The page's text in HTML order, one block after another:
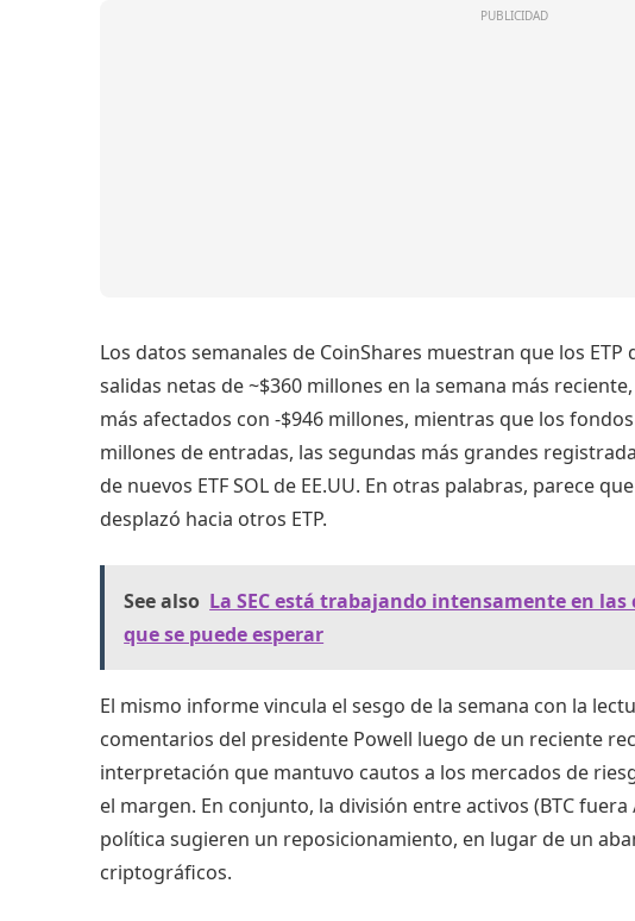
Los datos semanales de CoinShares muestran que los
salidas netas de ~$360 millones en la semana más
más afectados con -$946 millones, mientras que los
millones de entradas, las segundas más grandes
de nuevos ETF SOL de EE.UU. En otras palabras, parece
desplazó hacia otros ETP.
See also La SEC está trabajando intensamente en
que se puede esperar
El mismo informe vincula el sesgo de la semana con la
comentarios del presidente Powell luego de un reciente
interpretación que mantuvo cautos a los mercados de
el margen. En conjunto, la división entre activos (BTC
política sugieren un reposicionamiento, en lugar de un
criptográficos.